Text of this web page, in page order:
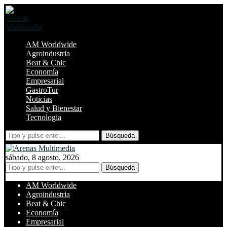
AM Worldwide
Agroindustria
Beat & Chic
Economía
Empresarial
GastroTur
Noticias
Salud y Bienestar
Tecnologia
Búsqueda
sábado, 8 agosto, 2026
Búsqueda
AM Worldwide
Agroindustria
Beat & Chic
Economía
Empresarial